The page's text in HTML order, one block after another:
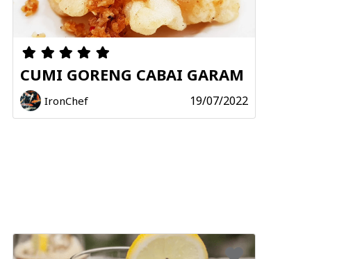
CUMI GORENG CABAI GARAM
IronChef 19/07/2022